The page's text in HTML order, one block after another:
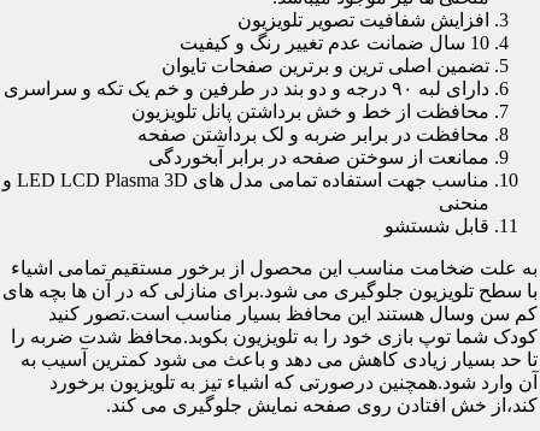
افزایش شفافیت تصویر تلویزیون
10 سال ضمانت عدم تغییر رنگ و کیفیت
تضمین اصلی ترین و برترین صفحات تایوان
دارای لبه ۹۰ درجه و دو بند در طرفین و خم یک تکه و سراسری
محافظت از خط و خش برداشتن پانل تلویزیون
محافظت در برابر ضربه و لک برداشتن صفحه
ممانعت از سوختن صفحه در برابر آبخوردگی
مناسب جهت استفاده تمامی مدل های LED LCD Plasma 3D و
منحنی
قابل شستشو
به علت ضخامت مناسب این محصول از برخور مستقیم تمامی اشیاء
با سطح تلویزیون جلوگیری می شود.برای منازلی که در آن ها بچه های
کم سن وسال هستند این محافظ بسیار مناسب است.تصور کنید
کودک شما توپ بازی خود را به تلویزیون بکوبد.محافظ شدت ضربه را
تا حد بسیار زیادی کاهش می دهد و باعث می شود کمترین آسیب به
آن وارد شود.همچنین درصورتی که اشیاء تیز به تلویزیون برخورد
کند،از خش افتادن روی صفحه نمایش جلوگیری می کند.